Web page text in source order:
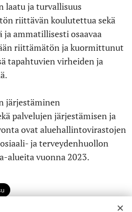
laatu ja turvallisuus
riittävän koulutettua sekä
ammatillisesti osaavaa
riittämätön ja kuormittunut
tapahtuvien virheiden ja
järjestäminen
palvelujen järjestämisen ja
ovat aluehallintovirastojen
ja terveydenhuollon
alueita vuonna 2023.